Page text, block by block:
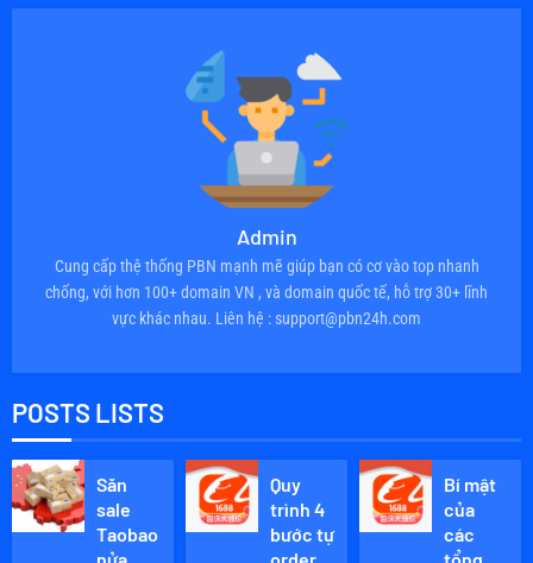
Admin
Cung cấp thệ thống PBN mạnh mẽ giúp bạn có cơ vào top nhanh
chống, với hơn 100+ domain VN , và domain quốc tế, hỗ trợ 30+ lĩnh
vực khác nhau. Liên hệ : support@pbn24h.com
POSTS LISTS
Săn
sale
Taobao
Quy
trình 4
bước tự
Bí mật
của
các